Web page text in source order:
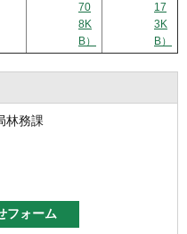
70
8K
B）
17
3K
B）
林務課